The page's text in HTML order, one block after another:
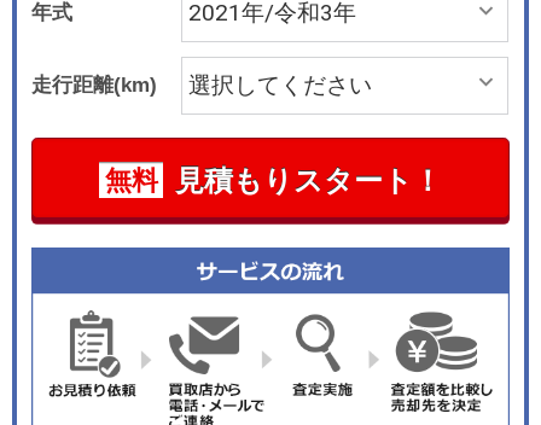
年式
走行距離(km)
無料 見積もりスタート！